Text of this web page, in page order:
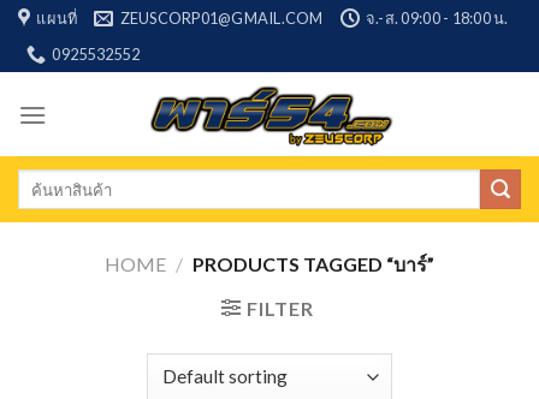
Skip
content
แผนที่ ZEUSCORP01@GMAIL.COM
จ.-ส. 09:00 - 18:00 น.
0925532552
Search
HOME / PRODUCTS TAGGED “บาร์”
FILTER